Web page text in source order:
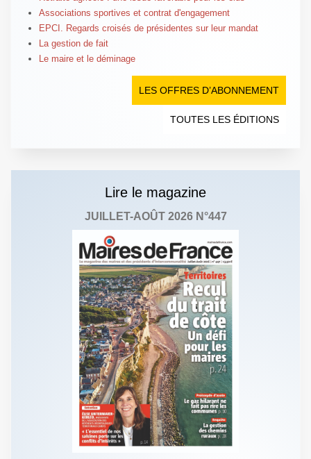
Associations sportives et contrat d'engagement
EPCI. Regards croisés de présidentes sur leur mandat
La gestion de fait
Le maire et le déminage
LES OFFRES D’ABONNEMENT
TOUTES LES ÉDITIONS
Lire le magazine
JUILLET-AOÛT 2026 N°447